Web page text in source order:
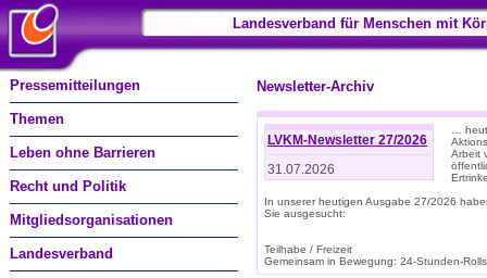
Landesverband für Menschen mit
Pressemitteilungen
Themen
Leben ohne Barrieren
Recht und Politik
Mitgliedsorganisationen
Landesverband
Newsletter-Archiv
LVKM-Newsletter 27/2026
31.07.2026
…
Arbeit
In unserer heutigen Ausgabe 27/2026
Sie ausgesucht:
Teilhabe / Freizeit
Gemeinsam in Bewegung: 24-Stunden-